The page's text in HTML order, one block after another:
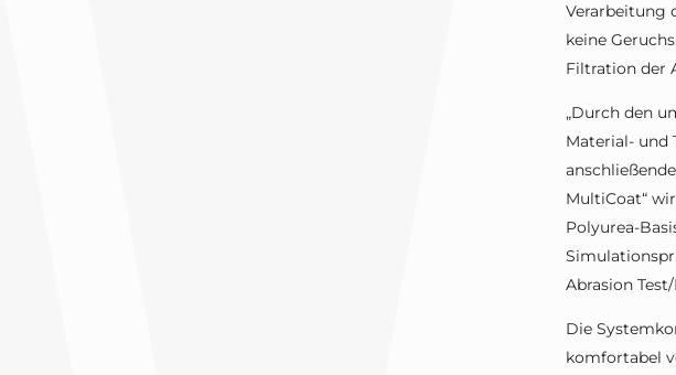
Verarbeitung
keine
Filtration der
„Durch den
Material- und
MultiCoat“
Polyurea-
Abrasion
Die
komfortabel